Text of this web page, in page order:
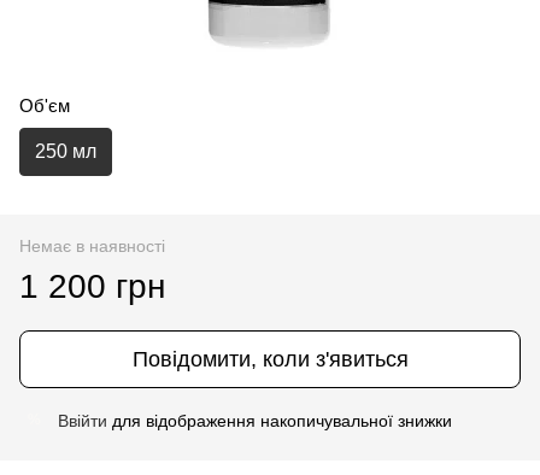
Об'єм
250 мл
Немає в наявності
1 200 грн
Повідомити, коли з'явиться
Ввійти для відображення накопичувальної знижки